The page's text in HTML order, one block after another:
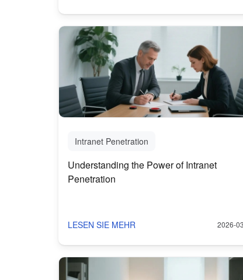
Intranet Penetration
Understanding the Power of Intranet
Penetration
LESEN SIE MEHR 2026-